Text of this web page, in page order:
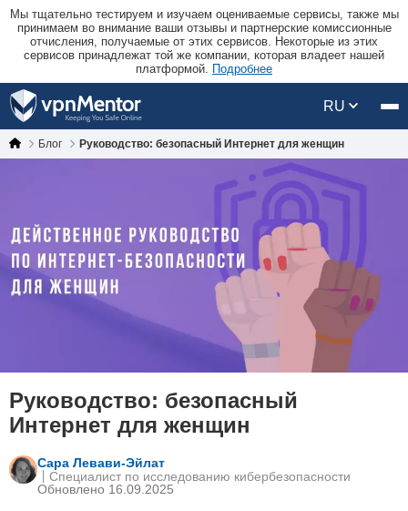
Мы тщательно тестируем и изучаем оцениваемые сервисы, также мы
принимаем во внимание ваши отзывы и партнерские комиссионные
отчисления, получаемые от этих сервисов. Некоторые из этих
сервисов принадлежат той же компании, которая владеет нашей
платформой. Подробнее
RU
Блог Руководство: безопасный Интернет для женщин
Руководство: безопасный
Интернет для женщин
Сара Левави-Эйлат
Обновлено 16.09.2025
Специалист по исследованию кибербезопасности